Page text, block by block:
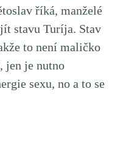
říká, manželé
stavu Turíja. Stav
to není maličko
jen je nutno
sexu, no a to se